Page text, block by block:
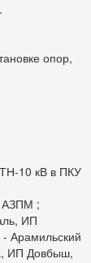
опор,
10 кВ в ПКУ
АЗПМ ;
ИП
Арамильский
ИП Довбыш,